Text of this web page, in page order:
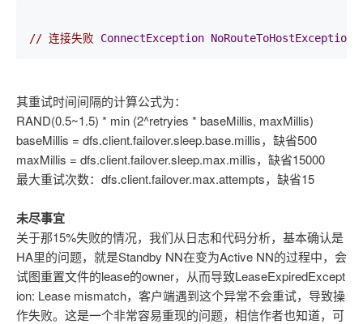
// 连接失败 ConnectException NoRouteToHostException
其重试时间间隔的计算公式为：
RAND(0.5~1.5) * min (2^retryies * baseMillis, maxMillis)
baseMillis = dfs.client.failover.sleep.base.millis，缺省500
maxMillis = dfs.client.failover.sleep.max.millis，缺省15000
最大重试次数：dfs.client.failover.max.attempts，缺省15
未尽事宜
关于那15%失败的情况，我们从日志和代码分析，基本确认是
HA里的问题，就是Standby NN在变为Active NN的过程中，会
试图重置文件的lease的owner，从而导致LeaseExpiredExcept
ion: Lease mismatch，客户端遇到这个异常不会重试，导致操
作失败。这是一个非常容易重现的问题，相信作者也知道，可